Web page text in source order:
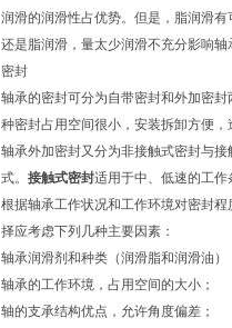
润滑的润滑性占优势。但是，脂润滑
还是脂润滑，量太少润滑不充分影响
密封
轴承的密封可分为自带密封和外加密
种密封占用空间很小，安装拆卸方便
轴承外加密封又分为非接触式密封与
式。 接触式密封适用于中、低速的工
根据轴承工作状况和工作环境对密封
择应考虑下列几种主要因素：
轴承润滑剂和种类（润滑脂和润滑油）
轴承的工作环境，占用空间的大小；
轴的支承结构优点，允许角度偏差；